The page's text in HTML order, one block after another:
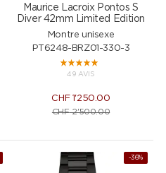
Maurice Lacroix Pontos S
Diver 42mm Limited Edition
Montre unisexe
PT6248-BRZ01-330-3
49 AVIS
CHF1'250.00
CHF2'500.00
-36%